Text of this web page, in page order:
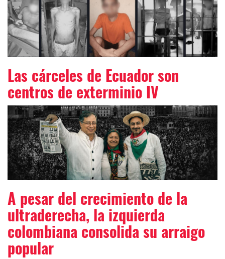
Las cárceles de Ecuador son
centros de exterminio IV
A pesar del crecimiento de la
ultraderecha, la izquierda
colombiana consolida su arraigo
popular